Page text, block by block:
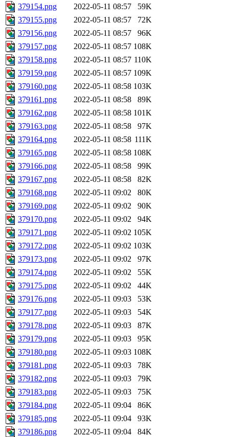
379154.png
2022-05-11 08:57
59K
379155.png
2022-05-11 08:57
72K
379156.png
2022-05-11 08:57
96K
379157.png
2022-05-11 08:57 108K
379158.png
2022-05-11 08:57 110K
379159.png
2022-05-11 08:57 109K
379160.png
2022-05-11 08:58 103K
379161.png
2022-05-11 08:58
89K
379162.png
2022-05-11 08:58 101K
379163.png
2022-05-11 08:58
97K
379164.png
2022-05-11 08:58 111K
379165.png
2022-05-11 08:58 108K
379166.png
2022-05-11 08:58
99K
379167.png
2022-05-11 08:58
82K
379168.png
2022-05-11 09:02
80K
379169.png
2022-05-11 09:02
90K
379170.png
2022-05-11 09:02
94K
379171.png
2022-05-11 09:02 105K
379172.png
2022-05-11 09:02 103K
379173.png
2022-05-11 09:02
97K
379174.png
2022-05-11 09:02
55K
379175.png
2022-05-11 09:02
44K
379176.png
2022-05-11 09:03
53K
379177.png
2022-05-11 09:03
54K
379178.png
2022-05-11 09:03
87K
379179.png
2022-05-11 09:03
95K
379180.png
2022-05-11 09:03 108K
379181.png
2022-05-11 09:03
78K
379182.png
2022-05-11 09:03
79K
379183.png
2022-05-11 09:03
75K
379184.png
2022-05-11 09:04
86K
379185.png
2022-05-11 09:04
93K
379186.png
2022-05-11 09:04
84K